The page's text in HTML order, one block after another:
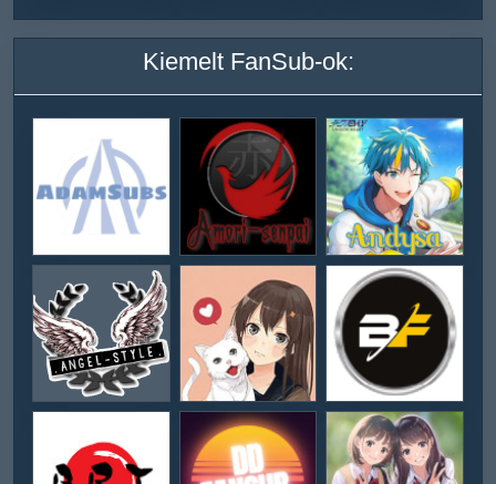
Kiemelt FanSub-ok: